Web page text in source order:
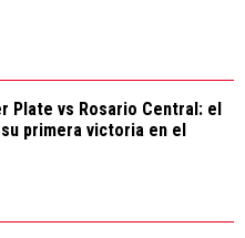
Plate vs Rosario Central: el
primera victoria en el